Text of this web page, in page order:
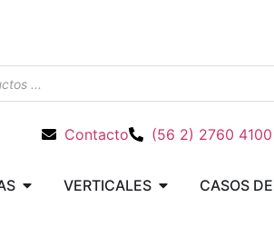
Contacto (56 2) 2760 4100
VERTICALES CASOS